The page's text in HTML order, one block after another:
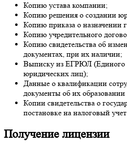
Копию устава компании;
Копию решения о создании
Копию приказа о назначении
Копию учредительного
Копию свидетельства об
документах, при их наличии;
Выписку из ЕГРЮЛ (Единого
юридических лиц);
Данные о квалификации
документы об их
Копии свидетельства о
постановке на налоговый учет
Получение лицензии